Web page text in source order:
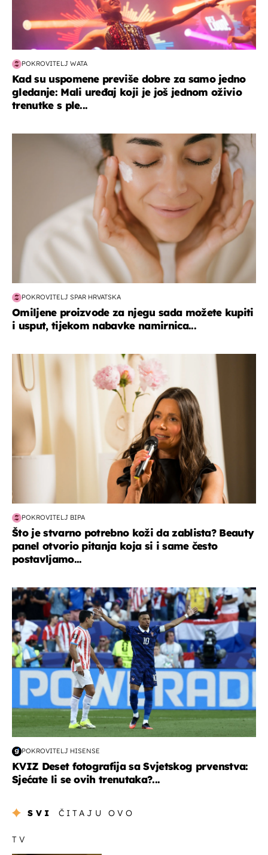
POKROVITELJ WATA
Kad su uspomene previše dobre za samo jedno
gledanje: Mali uređaj koji je još jednom oživio
trenutke s ple...
moda & ljepota
POKROVITELJ SPAR HRVATSKA
Omiljene proizvode za njegu sada možete kupiti
i usput, tijekom nabavke namirnica...
moda & ljepota
POKROVITELJ BIPA
Što je stvarno potrebno koži da zablista? Beauty
panel otvorio pitanja koja si i same često
postavljamo...
svjetsko prvenstvo 2026
POKROVITELJ HISENSE
KVIZ Deset fotografija sa Svjetskog prvenstva:
Sjećate li se ovih trenutaka?...
SVI ČITAJU OVO
TV